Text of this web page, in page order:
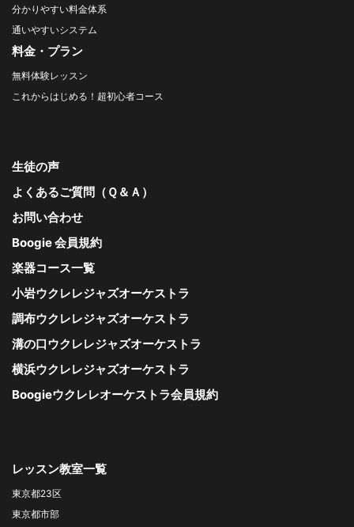
分かりやすい料金体系
通いやすいシステム
料金・プラン
無料体験レッスン
これからはじめる！超初心者コース
生徒の声
よくあるご質問（Ｑ＆Ａ）
お問い合わせ
Boogie 会員規約
楽器コース一覧
小岩ウクレレジャズオーケストラ
調布ウクレレジャズオーケストラ
溝の口ウクレレジャズオーケストラ
横浜ウクレレジャズオーケストラ
Boogieウクレレオーケストラ会員規約
レッスン教室一覧
東京都23区
東京都市部